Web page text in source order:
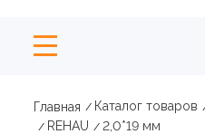
Главная Каталог товаров
REHAU
2,0*19 мм